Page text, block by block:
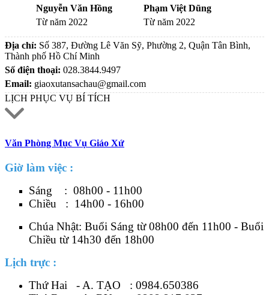
Nguyễn Văn Hồng
Từ năm 2022
Phạm Việt Dũng
Từ năm 2022
Địa chỉ: Số 387, Đường Lê Văn Sỹ, Phường 2, Quận Tân Bình,
Thành phố Hồ Chí Minh
Số điện thoại: 028.3844.9497
Email: giaoxutansachau@gmail.com
LỊCH PHỤC VỤ BÍ TÍCH
Văn Phòng Mục Vụ Giáo Xứ
Giờ làm việc :
Sáng : 08h00 - 11h00
Chiều : 14h00 - 16h00
Chúa Nhật: Buổi Sáng từ 08h00 đến 11h00 - Buổi
Chiều từ 14h30 đến 18h00
Lịch trực :
Thứ Hai - A. TẠO : 0984.650386